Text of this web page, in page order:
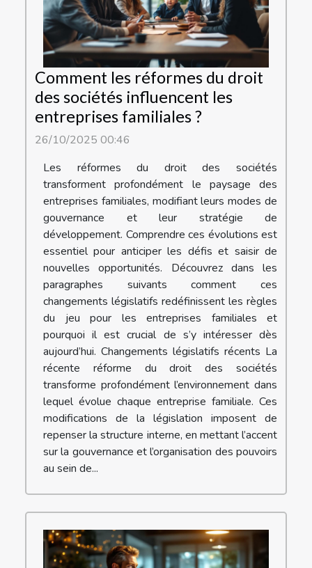
Comment les réformes du droit
des sociétés influencent les
entreprises familiales ?
26/10/2025 00:46
Les réformes du droit des sociétés
transforment profondément le paysage des
entreprises familiales, modifiant leurs modes de
gouvernance et leur stratégie de
développement. Comprendre ces évolutions est
essentiel pour anticiper les défis et saisir de
nouvelles opportunités. Découvrez dans les
paragraphes suivants comment ces
changements législatifs redéfinissent les règles
du jeu pour les entreprises familiales et
pourquoi il est crucial de s’y intéresser dès
aujourd’hui. Changements législatifs récents La
récente réforme du droit des sociétés
transforme profondément l’environnement dans
lequel évolue chaque entreprise familiale. Ces
modifications de la législation imposent de
repenser la structure interne, en mettant l’accent
sur la gouvernance et l’organisation des pouvoirs
au sein de...